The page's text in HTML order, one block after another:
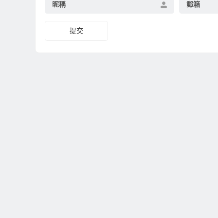
昵稱 郵箱
提交